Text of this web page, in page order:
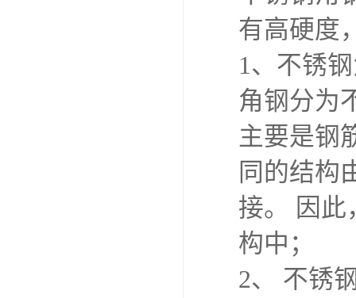
有高硬度
1、不锈
角钢分为
主要是钢
同的结构
接。 因此
构中；
2、 不锈